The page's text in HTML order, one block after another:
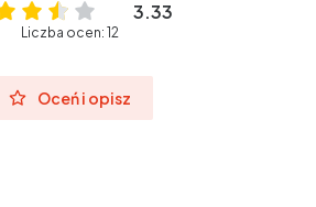
3.33
Liczba ocen: 12
Oceń i opisz